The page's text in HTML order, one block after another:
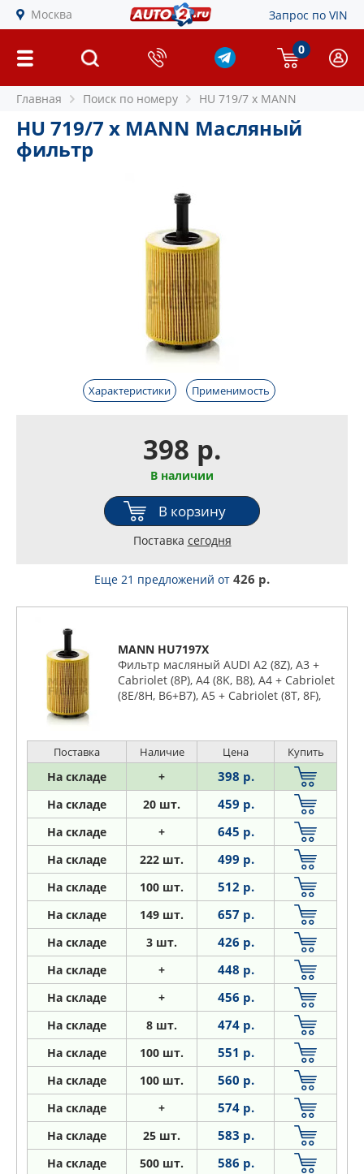
Москва Запрос по VIN
0
Главная Поиск по номеру HU 719/7 x MANN
HU 719/7 x MANN Масляный
фильтр
Характеристики Применимость
398 р.
В наличии
В корзину
Поставка сегодня
Еще 21 предложений от 426 р.
MANN HU7197X
Фильтр масляный AUDI A2 (8Z), A3 +
Cabriolet (8P), A4 (8K, B8), A4 + Cabriolet
(8E/8H, B6+B7), A5 + Cabriolet (8T, 8F),
Поставка Наличие Цена Купить
На складе + 398 р.
На складе 20 шт. 459 р.
На складе + 645 р.
На складе 222 шт. 499 р.
На складе 100 шт. 512 р.
На складе 149 шт. 657 р.
На складе 3 шт. 426 р.
На складе + 448 р.
На складе + 456 р.
На складе 8 шт. 474 р.
На складе 100 шт. 551 р.
На складе 100 шт. 560 р.
На складе + 574 р.
На складе 25 шт. 583 р.
На складе 500 шт. 586 р.